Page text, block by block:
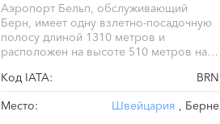
Аэропорт Бельп, обслуживающий
Берн, имеет одну взлетно-посадочную
полосу длиной 1310 метров и
расположен на высоте 510 метров над
Код IATA:
BRN
Место:
Швейцария , Берне